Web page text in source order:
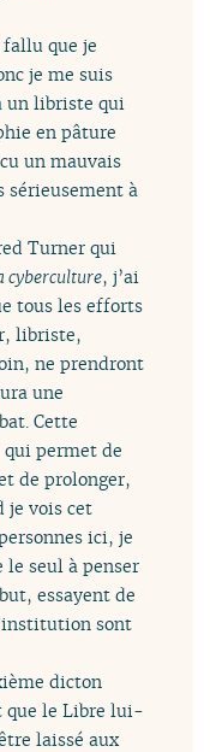
fallu que je
je me suis
un libriste qui
en pâture
un mauvais
sérieusement à
Turner qui
cyberculture, j’ai
tous les efforts
libriste,
ne prendront
une
Cette
permet de
de prolonger,
je vois cet
ici, je
le seul à penser
essayent de
sont
dicton
que le Libre lui-
laissé aux